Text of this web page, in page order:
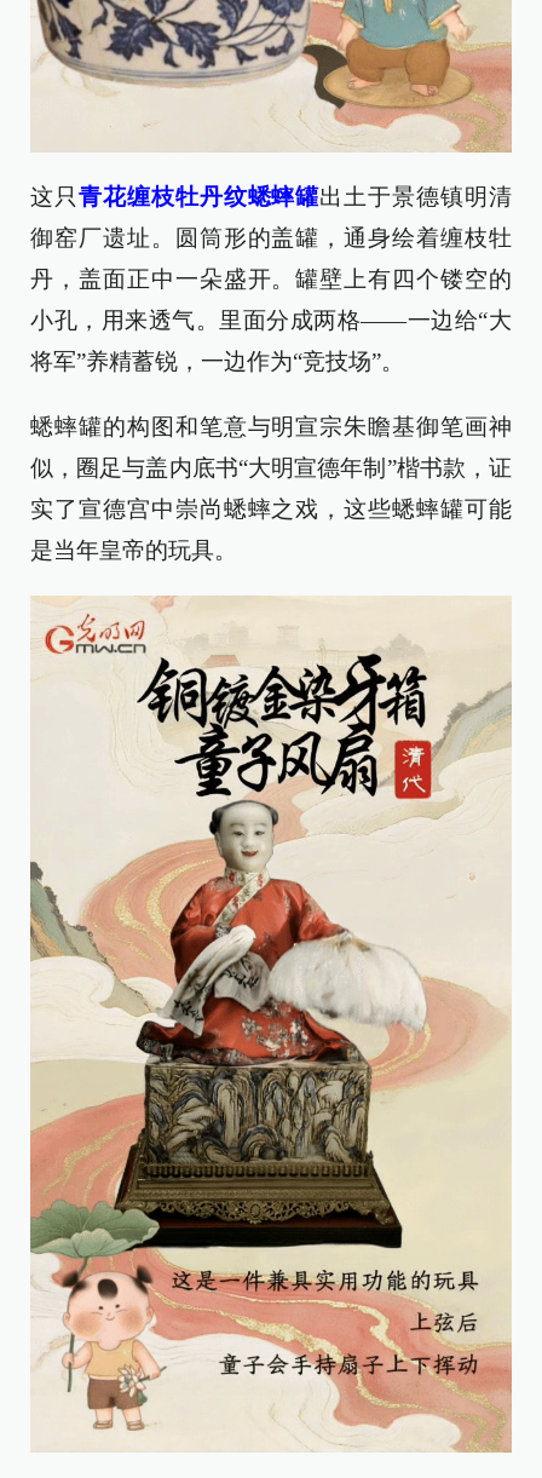
这只青花缠枝牡丹纹蟋蟀罐出土于景德镇明清
御窑厂遗址。圆筒形的盖罐，通身绘着缠枝牡
丹，盖面正中一朵盛开。罐壁上有四个镂空的
小孔，用来透气。里面分成两格——一边给“大
将军”养精蓄锐，一边作为“竞技场”。
蟋蟀罐的构图和笔意与明宣宗朱瞻基御笔画神
似，圈足与盖内底书“大明宣德年制”楷书款，证
实了宣德宫中崇尚蟋蟀之戏，这些蟋蟀罐可能
是当年皇帝的玩具。